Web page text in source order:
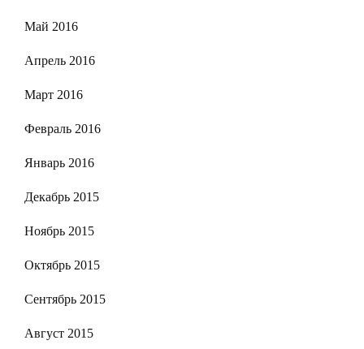
Май 2016
Апрель 2016
Март 2016
Февраль 2016
Январь 2016
Декабрь 2015
Ноябрь 2015
Октябрь 2015
Сентябрь 2015
Август 2015